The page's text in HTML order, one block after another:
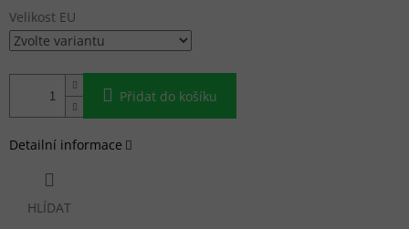
Velikost EU
Přidat do košíku
Detailní informace
HLÍDAT